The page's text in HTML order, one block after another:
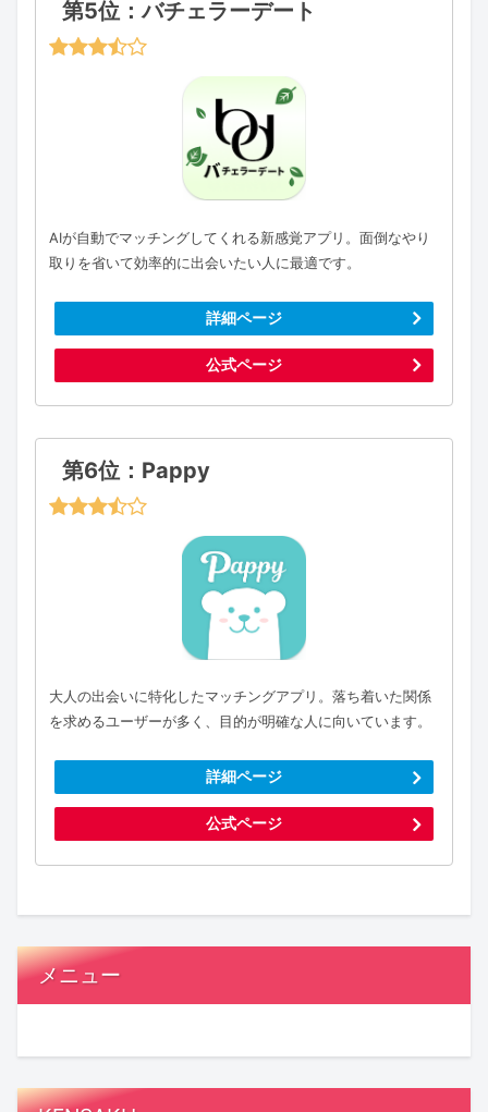
第5位：バチェラーデート
AIが自動でマッチングしてくれる新感覚アプリ。面倒なやり
取りを省いて効率的に出会いたい人に最適です。
詳細ページ
公式ページ
第6位：Pappy
大人の出会いに特化したマッチングアプリ。落ち着いた関係
を求めるユーザーが多く、目的が明確な人に向いています。
詳細ページ
公式ページ
メニュー